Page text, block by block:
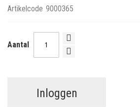
Artikelcode 9000365
Aantal
Inloggen